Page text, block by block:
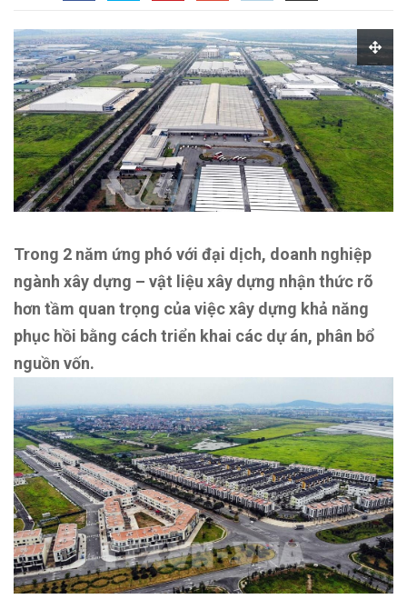
Trong 2 năm ứng phó với đại dịch, doanh nghiệp
ngành xây dựng – vật liệu xây dựng nhận thức rõ
hơn tầm quan trọng của việc xây dựng khả năng
phục hồi bằng cách triển khai các dự án, phân bổ
nguồn vốn.